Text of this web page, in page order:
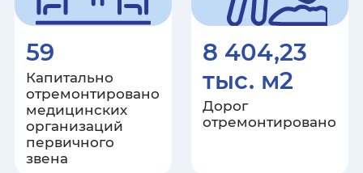
Республика Татарстан
Тверская область
Томская область
59
Капитально
отремонтировано
медицинских
организаций
первичного
звена
8 404,23
тыс. м2
Дорог
отремонтировано